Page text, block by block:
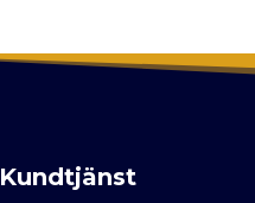
Kundtjänst